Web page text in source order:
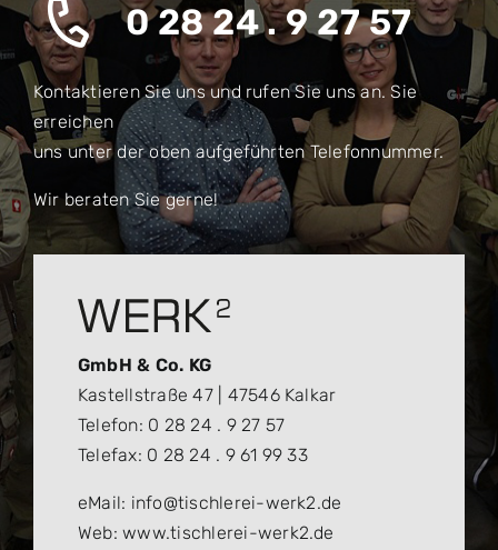
0 28 24 . 9 27 57
Kontaktieren Sie uns und rufen Sie uns an. Sie
erreichen
uns unter der oben aufgeführten Telefonnummer.
Wir beraten Sie gerne!
GmbH & Co. KG
Kastellstraße 47 | 47546 Kalkar
Telefon: 0 28 24 . 9 27 57
Telefax: 0 28 24 . 9 61 99 33
eMail: info@tischlerei-werk2.de
Web: www.tischlerei-werk2.de